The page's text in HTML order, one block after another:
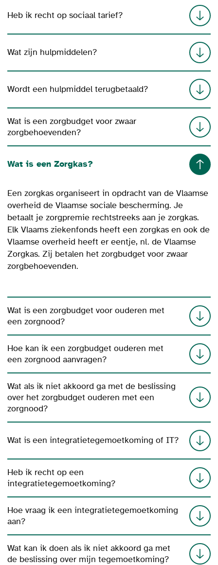
Heb ik recht op sociaal tarief?
Wat zijn hulpmiddelen?
Wordt een hulpmiddel terugbetaald?
Wat is een zorgbudget voor zwaar
zorgbehoevenden?
Wat is een Zorgkas?
Een zorgkas organiseert in opdracht van de Vlaamse
overheid de Vlaamse sociale bescherming. Je
betaalt je zorgpremie rechtstreeks aan je zorgkas.
Elk Vlaams ziekenfonds heeft een zorgkas en ook de
Vlaamse overheid heeft er eentje, nl. de Vlaamse
Zorgkas. Zij betalen het zorgbudget voor zwaar
zorgbehoevenden.
Wat is een zorgbudget voor ouderen met
een zorgnood?
Hoe kan ik een zorgbudget ouderen met
een zorgnood aanvragen?
Wat als ik niet akkoord ga met de beslissing
over het zorgbudget ouderen met een
zorgnood?
Wat is een integratietegemoetkoming of IT?
Heb ik recht op een
integratietegemoetkoming?
Hoe vraag ik een integratietegemoetkoming
aan?
Wat kan ik doen als ik niet akkoord ga met
de beslissing over mijn tegemoetkoming?